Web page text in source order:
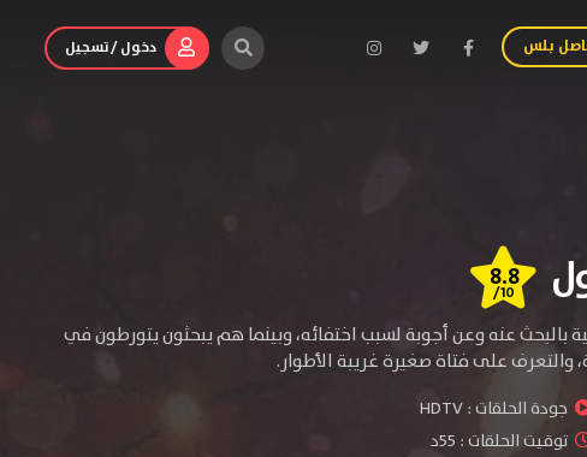
بلس دخول / تسجيل
8.8
/10
بالبحث عنه وعن أجوبة لسبب اختفائه، وبينما هم يبحثون يتورطون في
على فتاة صغيرة غريبة الأطوار.
جودة الحلقات :HDTV
توقيت الحلقات : 55د